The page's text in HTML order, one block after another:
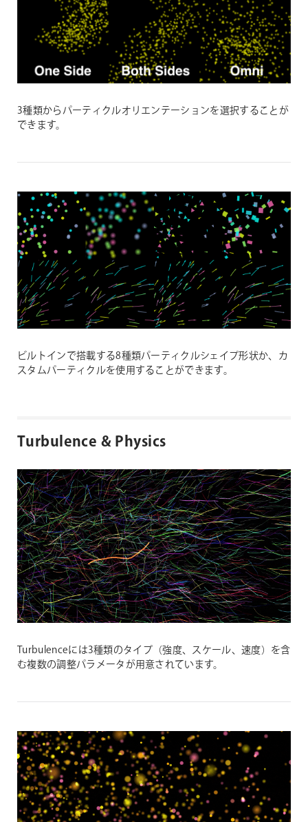
3種類からパーティクルオリエンテーションを選択することが
できます。
ビルトインで搭載する8種類パーティクルシェイプ形状か、カ
スタムパーティクルを使用することができます。
Turbulence & Physics
Turbulenceには3種類のタイプ（強度、スケール、速度）を含
む複数の調整パラメータが用意されています。